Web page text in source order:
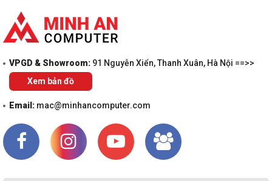
VPGD & Showroom: 91 Nguyễn Xiển, Thanh Xuân, Hà Nội ==>>
Xem bản đồ
Email: mac@minhancomputer.com